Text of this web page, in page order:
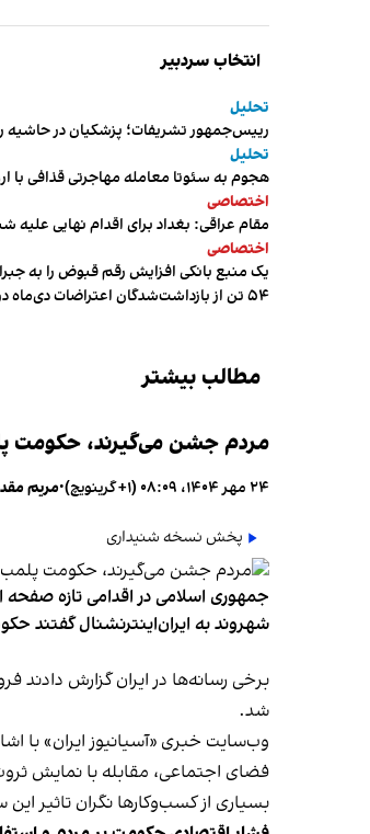
انتخاب سردبیر
تحلیل
رییس‌جمهور تشریفات؛ پزشکیان در حاشیه
تحلیل
هجوم به سئوتا معامله مهاجرتی قذافی با
اختصاصی
مقام عراقی: بغداد برای اقدام نهایی علیه
اختصاصی
یک منبع بانکی افزایش رقم قبوض را به
۵۴ تن از بازداشت‌شدگان اعتراضات دی‌ماه در بند امنیتی زندان اردبیل به سر می‌برند
مطالب بیشتر
مردم جشن می‌گیرند، حکومت
۲۴ مهر ۱۴۰۴، ۰۸:۰۹ (‎+۱ گرینویچ) •مریم
پخش نسخه شنیداری
جمهوری اسلامی در اقدامی تازه
شهروند به ایران‌اینترنشنال گفتند
شد.
وب‌سایت خبری «آسیانیوز ایران» با
فضای اجتماعی، مقابله با نمایش
بسیاری از کسب‌وکارها نگران تاثیر